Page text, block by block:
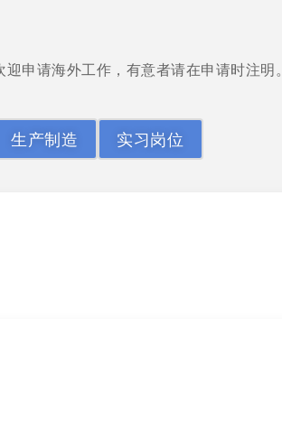
申请海外工作，有意者请在申请时注明。
生产制造 实习岗位